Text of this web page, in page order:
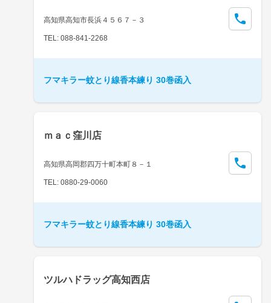
高知県高知市長浜４５６７－３
TEL: 088-841-2268
フマキラー蚊とり線香本練り 30巻函入
ｍａｃ窪川店
高知県高岡郡四万十町本町８－１
TEL: 0880-29-0060
フマキラー蚊とり線香本練り 30巻函入
ツルハドラッグ高知西店